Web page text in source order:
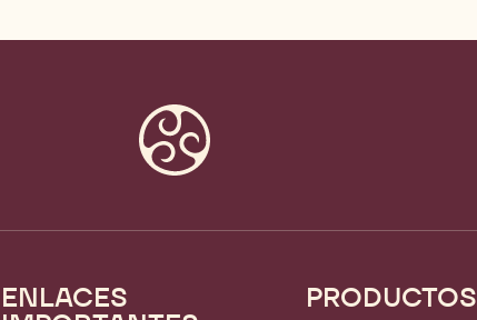
Footer
ENLACES PRODUCTOS